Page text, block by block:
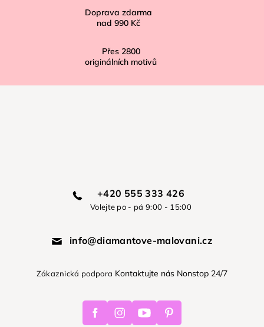
Doprava zdarma
nad 990 Kč
Přes 2800
originálních motivů
+420 555 333 426
Volejte po - pá 9:00 - 15:00
info@diamantove-malovani.cz
Zákaznická podpora Kontaktujte nás Nonstop 24/7
FacebookInstagramYoutube Pinterest